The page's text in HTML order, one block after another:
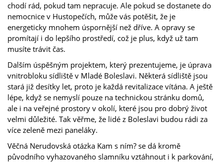
chodí rád, pokud tam nepracuje. Ale pokud se dostanete do
nemocnice v Hustopečích, může vás potěšit, že je
energeticky mnohem úspornější než dříve. A opravy se
promítají i do lepšího prostředí, což je plus, když už tam
musíte trávit čas.
Dalším úspěšným projektem, který prezentujeme, je úprava
vnitrobloku sídliště v Mladé Boleslavi. Některá sídliště jsou
stará již desítky let, proto je každá revitalizace vítána. A ještě
lépe, když se nemyslí pouze na technickou stránku domů,
ale i na veřejné prostory v okolí, které jsou pro dobrý život
velmi důležité. Tak věřme, že lidé z Boleslavi budou rádi za
více zeleně mezi paneláky.
Věčná Nerudovská otázka Kam s ním? se dá kromě
původního vyhazovaného slamníku vztáhnout i k parkování,